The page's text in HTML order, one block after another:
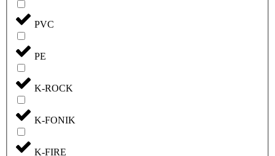
PVC
PE
K-ROCK
K-FONIK
K-FIRE